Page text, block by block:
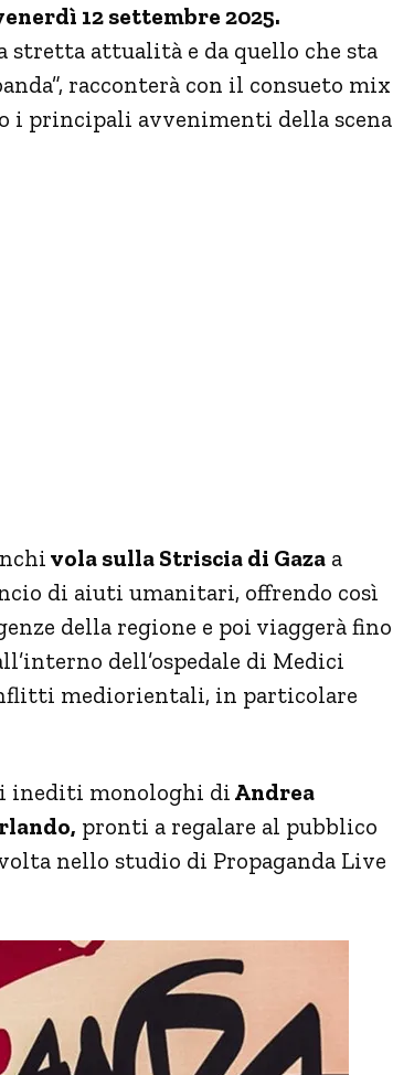
12 settembre 2025.
attualità e da quello che sta
racconterà con il consueto mix
i principali avvenimenti della scena
vola sulla Striscia di Gaza a
di aiuti umanitari, offrendo così
della regione e poi viaggerà fino
dell’ospedale di Medici
mediorientali, in particolare
inediti monologhi diAndrea
pronti a regalare al pubblico
nello studio di Propaganda Live